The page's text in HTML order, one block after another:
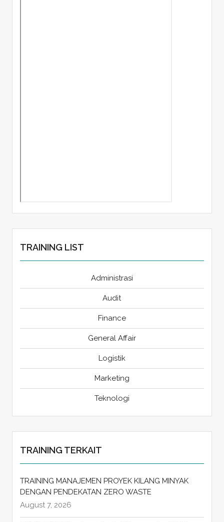
TRAINING LIST
Administrasi
Audit
Finance
General Affair
Logistik
Marketing
Teknologi
TRAINING TERKAIT
TRAINING MANAJEMEN PROYEK KILANG MINYAK
DENGAN PENDEKATAN ZERO WASTE
August 7, 2026